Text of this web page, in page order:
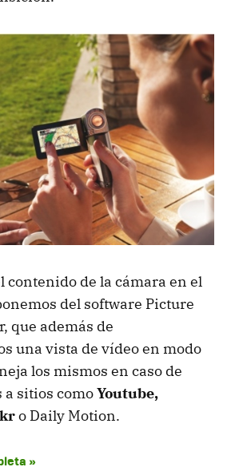
contenido de la cámara en el
del software Picture
que además de
una vista de vídeo en modo
los mismos en caso de
sitios comoYoutube,
o Daily Motion.
»